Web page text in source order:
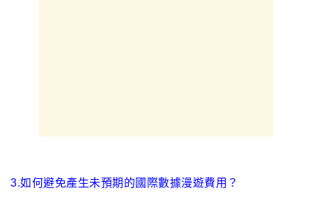
3.如何避免產生未預期的國際數據漫遊費用？